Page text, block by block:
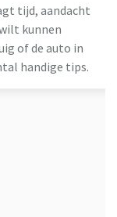
tijd, aandacht
kunnen
of de auto in
handige tips.